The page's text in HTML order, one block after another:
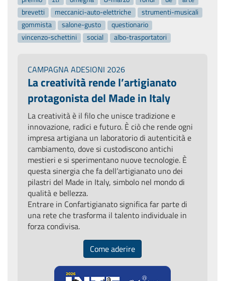
brevetti
meccanici-auto-elettriche
strumenti-musicali
gommista
salone-gusto
questionario
vincenzo-schettini
social albo-trasportatori
CAMPAGNA ADESIONI 2026
La creatività rende l’artigianato
protagonista del Made in Italy
La creatività è il filo che unisce tradizione e
innovazione, radici e futuro. È ciò che rende ogni
impresa artigiana un laboratorio di autenticità e
cambiamento, dove si custodiscono antichi
mestieri e si sperimentano nuove tecnologie. È
questa sinergia che fa dell’artigianato uno dei
pilastri del Made in Italy, simbolo nel mondo di
qualità e bellezza.
Entrare in Confartigianato significa far parte di
una rete che trasforma il talento individuale in
forza condivisa.
Come aderire